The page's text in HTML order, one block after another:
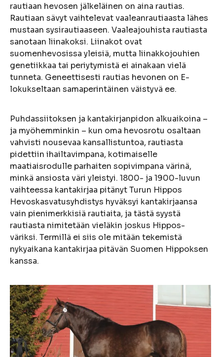
rautiaan hevosen jälkeläinen on aina rautias.
Rautiaan sävyt vaihtelevat vaaleanrautiaasta lähes
mustaan sysirautiaaseen. Vaaleajouhista rautiasta
sanotaan liinakoksi. Liinakot ovat
suomenhevosissa yleisiä, mutta liinakkojouhien
genetiikkaa tai periytymistä ei ainakaan vielä
tunneta. Geneettisesti rautias hevonen on E-
lokukseltaan samaperintäinen väistyvä ee.
Puhdassiitoksen ja kantakirjanpidon alkuaikoina –
ja myöhemminkin – kun oma hevosrotu osaltaan
vahvisti nousevaa kansallistuntoa, rautiasta
pidettiin ihailtavimpana, kotimaiselle
maatiaisrodulle parhaiten sopivimpana värinä,
minkä ansiosta väri yleistyi. 1800- ja 1900-luvun
vaihteessa kantakirjaa pitänyt Turun Hippos
Hevoskasvatusyhdistys hyväksyi kantakirjaansa
vain pienimerkkisiä rautiaita, ja tästä syystä
rautiasta nimitetään vieläkin joskus Hippos-
väriksi. Termillä ei siis ole mitään tekemistä
nykyaikana kantakirjaa pitävän Suomen Hippoksen
kanssa.